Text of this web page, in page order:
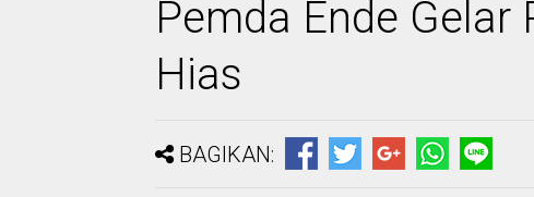
Pemda Ende Gelar
Hias
BAGIKAN: